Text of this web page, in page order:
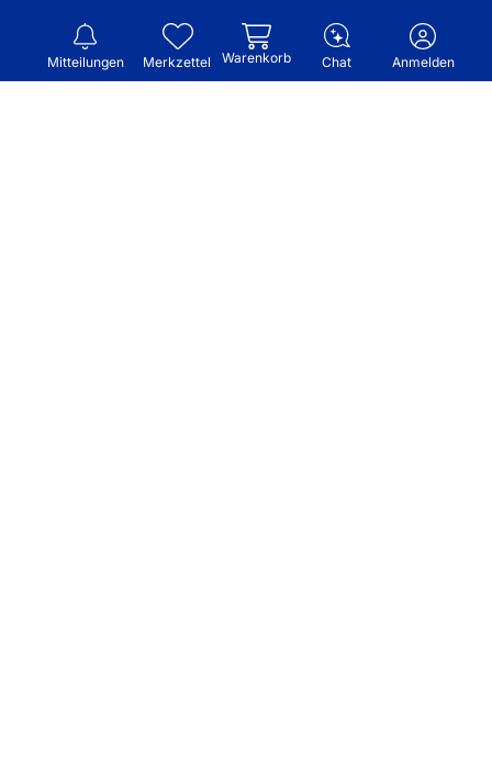
Mitteilungen Merkzettel Warenkorb Chat Anmelden